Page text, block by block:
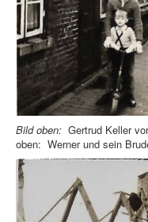
Bild oben: Gertrud
oben: Werner und sein